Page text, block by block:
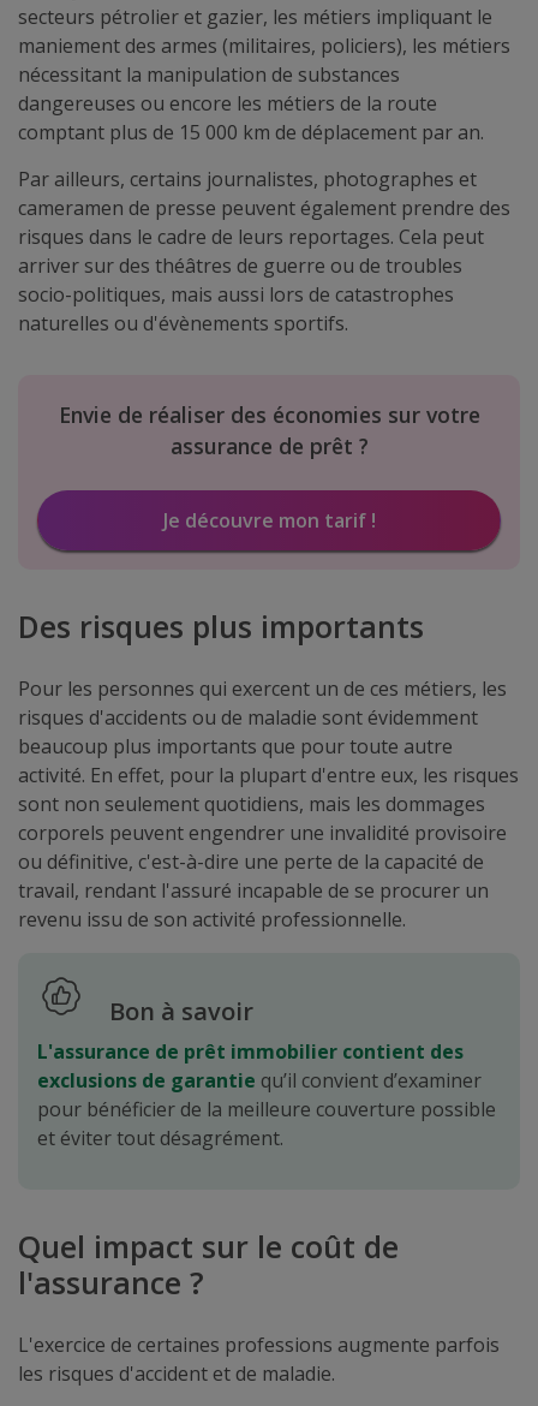
secteurs pétrolier et gazier, les métiers impliquant le
maniement des armes (militaires, policiers), les métiers
nécessitant la manipulation de substances
dangereuses ou encore les métiers de la route
comptant plus de 15 000 km de déplacement par an.
Par ailleurs, certains journalistes, photographes et
cameramen de presse peuvent également prendre des
risques dans le cadre de leurs reportages. Cela peut
arriver sur des théâtres de guerre ou de troubles
socio-politiques, mais aussi lors de catastrophes
naturelles ou d'évènements sportifs.
Envie de réaliser des économies sur votre
assurance de prêt ?
Je découvre mon tarif !
Des risques plus importants
Pour les personnes qui exercent un de ces métiers, les
risques d'accidents ou de maladie sont évidemment
beaucoup plus importants que pour toute autre
activité. En effet, pour la plupart d'entre eux, les risques
sont non seulement quotidiens, mais les dommages
corporels peuvent engendrer une invalidité provisoire
ou définitive, c'est-à-dire une perte de la capacité de
travail, rendant l'assuré incapable de se procurer un
revenu issu de son activité professionnelle.
Bon à savoir
L'assurance de prêt immobilier contient des
exclusions de garantie qu’il convient d’examiner
pour bénéficier de la meilleure couverture possible
et éviter tout désagrément.
Quel impact sur le coût de
l'assurance ?
L'exercice de certaines professions augmente parfois
les risques d'accident et de maladie.